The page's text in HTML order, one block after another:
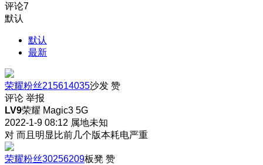
评论7
默认
默认
最新
荣耀粉丝215614035沙发 赞
评论 举报
LV9荣耀 Magic3 5G
2022-1-9 08:12 属地未知
对 而且明显比前几个版本耗电严重
荣耀粉丝30256209板凳 赞